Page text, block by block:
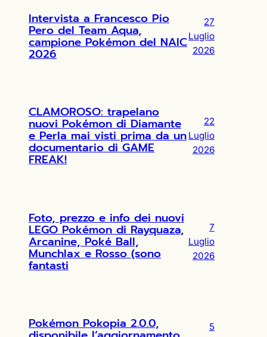
Intervista a Francesco Pio
Pero del Team Aqua,
campione Pokémon del NAIC
2026
27
Luglio
2026
CLAMOROSO: trapelano
nuovi Pokémon di Diamante
e Perla mai visti prima da un
documentario di GAME
FREAK!
22
Luglio
2026
Foto, prezzo e info dei nuovi
LEGO Pokémon di Rayquaza,
Arcanine, Poké Ball,
Munchlax e Rosso (sono
fantasti
7
Luglio
2026
Pokémon Pokopia 2.0.0,
5